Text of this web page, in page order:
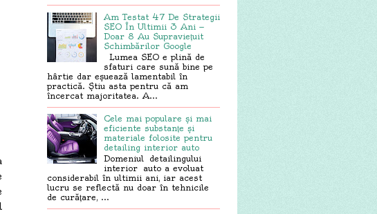
Am Testat 47 De Strategii
SEO În Ultimii 3 Ani —
Doar 8 Au Supraviețuit
Schimbărilor Google
Lumea SEO e plină de
sfaturi care sună bine pe
hârtie dar eșuează lamentabil în
practică. Știu asta pentru că am
încercat majoritatea. A...
Cele mai populare și mai
eficiente substanțe și
materiale folosite pentru
detailing interior auto
Domeniul detailingului
interior auto a evoluat
considerabil în ultimii ani, iar acest
lucru se reflectă nu doar în tehnicile
de curățare, ...